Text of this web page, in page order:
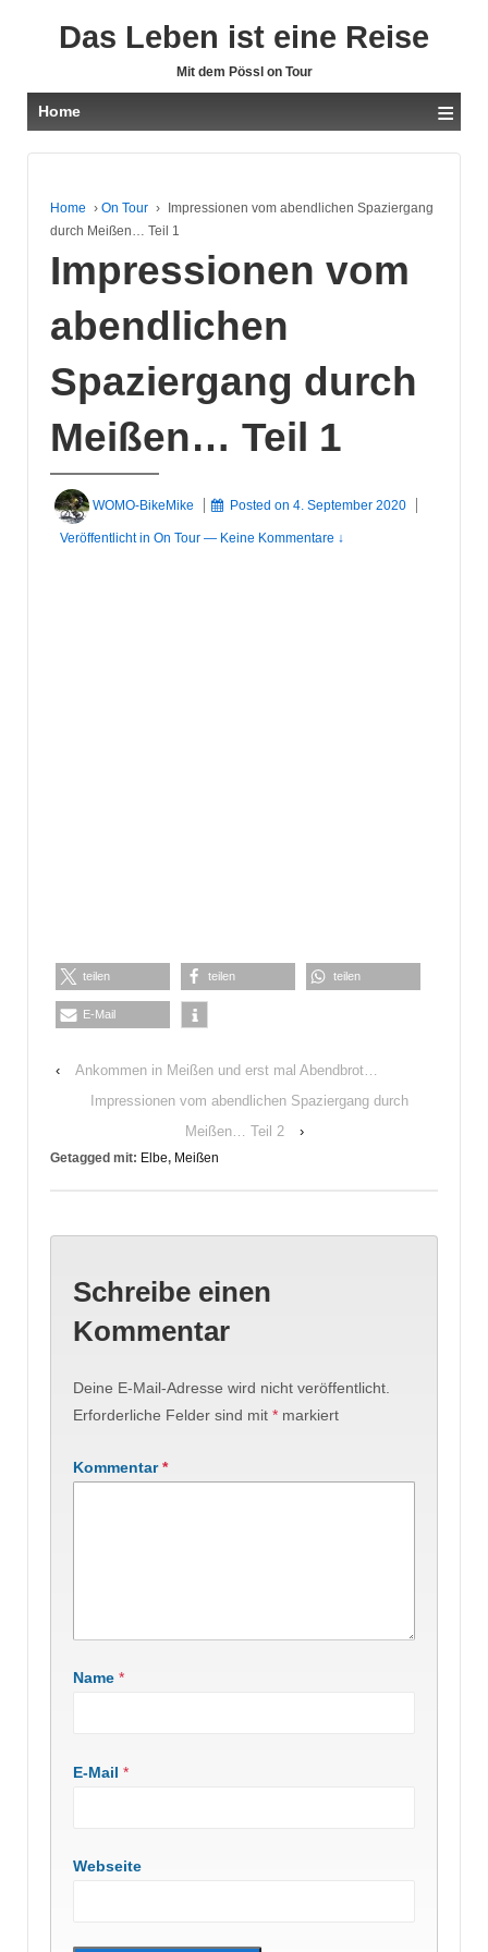
Das Leben ist eine Reise
Mit dem Pössl on Tour
Home ≡
Home › On Tour ›
Impressionen vom abendlichen Spaziergang
durch Meißen… Teil 1
Impressionen vom
abendlichen
Spaziergang durch
Meißen… Teil 1
WOMO-BikeMike Posted on4. September 2020
Veröffentlicht in On Tour — Keine Kommentare ↓
teilen teilen teilen
E-Mail
‹
Ankommen in Meißen und erst mal Abendbrot…
Impressionen vom abendlichen Spaziergang durch
Meißen… Teil 2
›
Getagged mit: Elbe, Meißen
Schreibe einen
Kommentar
Deine E-Mail-Adresse wird nicht veröffentlicht.
Erforderliche Felder sind mit * markiert
Kommentar*
Name *
E-Mail *
Webseite